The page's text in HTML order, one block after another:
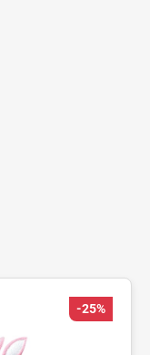
-25%